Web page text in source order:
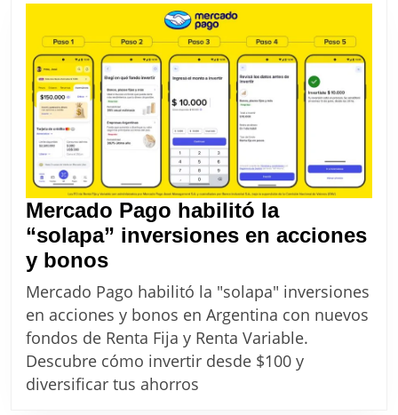
la
nueva
tasa
Mercado Pago habilitó la
“solapa” inversiones en acciones
y bonosMercado
Pago
habilitó
la
“solapa”
inversiones
Mercado Pago habilitó la "solapa" inversiones
en acciones y bonos en Argentina con nuevos
fondos de Renta Fija y Renta Variable.
Descubre cómo invertir desde $100 y
diversificar tus ahorros